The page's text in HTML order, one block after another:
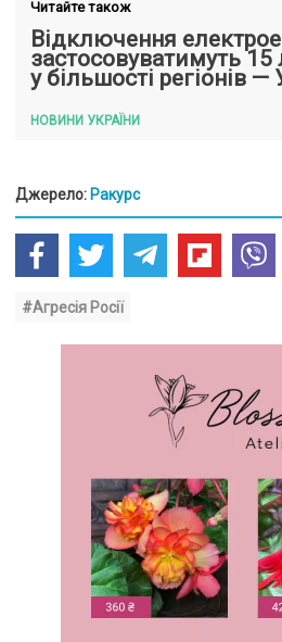
Читайте також
Відключення
застосовуватимуть
у більшості регіонів —
НОВИНИ УКРАЇНИ
Джерело: Ракурс
#Агресія Росії